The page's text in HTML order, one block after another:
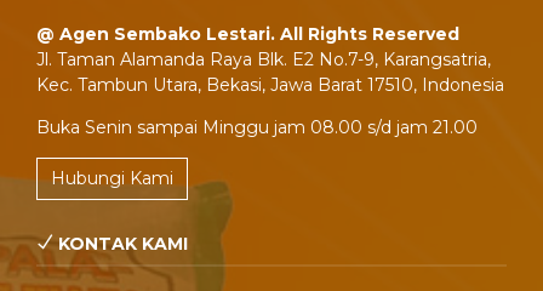
@ Agen Sembako Lestari. All Rights Reserved
Jl. Taman Alamanda Raya Blk. E2 No.7-9, Karangsatria,
Kec. Tambun Utara, Bekasi, Jawa Barat 17510, Indonesia
Buka Senin sampai Minggu jam 08.00 s/d jam 21.00
Hubungi Kami
KONTAK KAMI